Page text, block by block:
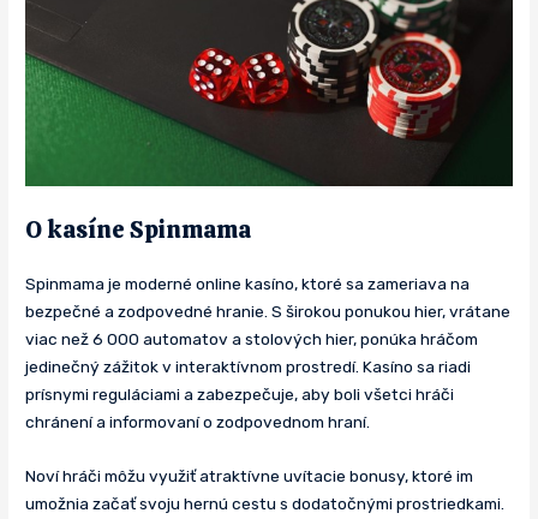
O kasíne Spinmama
Spinmama je moderné online kasíno, ktoré sa zameriava na
bezpečné a zodpovedné hranie. S širokou ponukou hier, vrátane
viac než 6 000 automatov a stolových hier, ponúka hráčom
jedinečný zážitok v interaktívnom prostredí. Kasíno sa riadi
prísnymi reguláciami a zabezpečuje, aby boli všetci hráči
chránení a informovaní o zodpovednom hraní.
Noví hráči môžu využiť atraktívne uvítacie bonusy, ktoré im
umožnia začať svoju hernú cestu s dodatočnými prostriedkami.